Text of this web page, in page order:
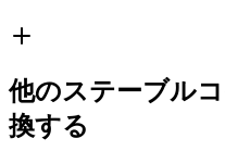
他のステーブル
換する